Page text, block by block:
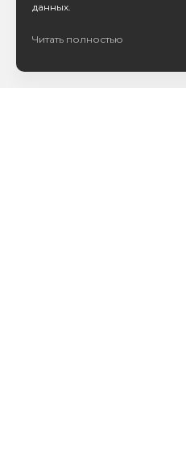
данных.
Читать полностью